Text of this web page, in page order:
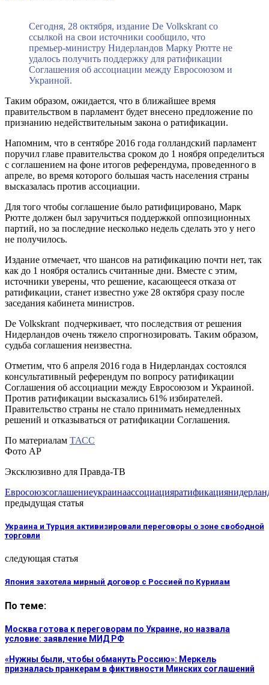
Сегодня, 28 октября, издание De Volkskrant со
ссылкой на свои источники сообщило, что
премьер-министру Нидерландов Марку Рютте не
удалось получить поддержку для ратификации
Соглашения об ассоциации между Евросоюзом и
Украиной.
Таким образом, ожидается, что в ближайшее время
правительством в парламент будет внесено предложение по
признанию недействительным закона о ратификации.
Напомним, что в сентябре 2016 года голландский парламент
поручил главе правительства сроком до 1 ноября определиться
с соглашением на фоне итогов референдума, проведенного в
апреле, во время которого большая часть населения страны
высказалась против ассоциации.
Для того чтобы соглашение было ратифицировано, Марк
Рютте должен был заручиться поддержкой оппозиционных
партий, но за последние несколько недель сделать это у него
не получилось.
Издание отмечает, что шансов на ратификацию почти нет, так
как до 1 ноября остались считанные дни. Вместе с этим,
источники уверены, что решение, касающееся отказа от
ратификации, станет известно уже 28 октября сразу после
заседания кабинета министров.
De Volkskrant подчеркивает, что последствия от решения
Нидерландов очень тяжело спрогнозировать. Таким образом,
судьба соглашения неизвестна.
Отметим, что 6 апреля 2016 года в Нидерландах состоялся
консультативный референдум по вопросу ратификации
Соглашения об ассоциации между Евросоюзом и Украиной.
Против ратификации высказались 61% избирателей.
Правительство страны не стало принимать немедленных
решений и отказываться от ратификации Соглашения.
По материалам ТАСС
Фото АР
Эксклюзивно для Правда-ТВ
Евросоюзсоглашениеукраинаассоциацияратификация
предыдущая статья
Украина и Турция активизировали переговоры о зоне свободной
торговли
следующая статья
Япония захотела мирный договор с Россией по Курилам
По теме:
Москва готова к переговорам по Украине, но назвала
условие: заявление МИД РФ
«Нужны были, чтобы обмануть Россию»: Меркель
призналась пранкерам в фиктивности Минских соглашений